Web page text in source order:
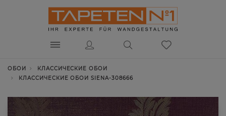
ОБОИ
КЛАССИЧЕСКИЕ ОБОИ
КЛАССИЧЕСКИЕ ОБОИ SIENA-308666